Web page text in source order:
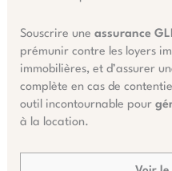
Souscrire une assurance GLI
prémunir contre les loyers
immobilières, et d’assurer
complète en cas de
outil incontournable pour
à la location.